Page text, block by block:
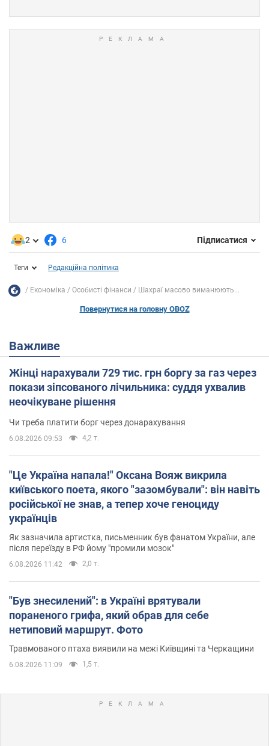
2 6 Підписатися
Теги Редакційна політика
Економіка Особисті фінанси Шахраї масово виманюють...
Повернутися на головну OBOZ
Важливе
Жінці нарахували 729 тис. грн боргу за газ через
покази зіпсованого лічильника: суддя ухвалив
неочікуване рішення
Чи треба платити борг через донарахування
6.08.2026 09:53 4,2 т.
"Це Україна напала!" Оксана Вояж викрила
київського поета, якого "зазомбували": він навіть
російської не знав, а тепер хоче геноциду
українців
Як зазначила артистка, письменник був фанатом України, але
після переїзду в РФ йому "промили мозок"
6.08.2026 11:42 2,0 т.
"Був знесилений": в Україні врятували
пораненого грифа, який обрав для себе
нетиповий маршрут. Фото
Травмованого птаха виявили на межі Київщині та Черкащини
6.08.2026 11:09 1,5 т.